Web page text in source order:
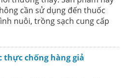
cần sử dụng đến thuốc
nuôi, trồng sạch cung cấp
thực chống hàng giả